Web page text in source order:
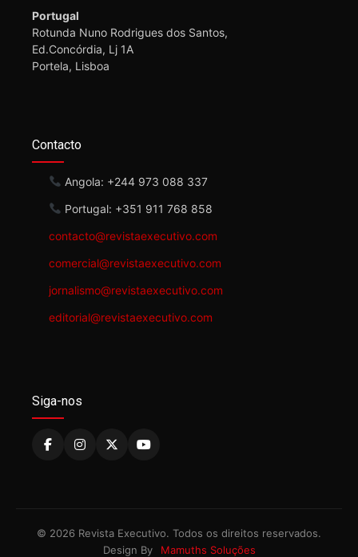
Portugal
Rotunda Nuno Rodrigues dos Santos,
Ed.Concórdia, Lj 1A
Portela, Lisboa
Contacto
Angola: +244 973 088 337
Portugal: +351 911 768 858
contacto@revistaexecutivo.com
comercial@revistaexecutivo.com
jornalismo@revistaexecutivo.com
editorial@revistaexecutivo.com
Siga-nos
© 2026 Revista Executivo. Todos os direitos reservados.
Design By
Mamuths Soluções